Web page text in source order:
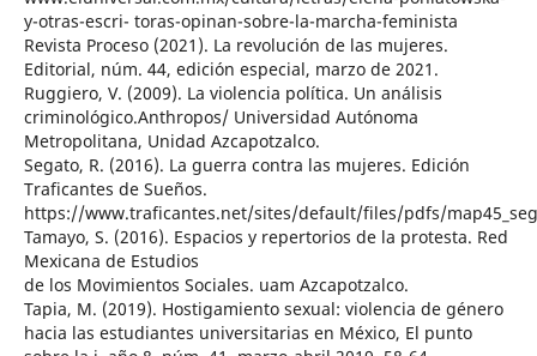
y-otras-escri- toras-opinan-sobre-la-marcha-feminista
Revista Proceso (2021). La revolución de las mujeres.
Editorial, núm. 44, edición especial, marzo de 2021.
Ruggiero, V. (2009). La violencia política. Un análisis
criminológico.Anthropos/ Universidad Autónoma
Metropolitana, Unidad Azcapotzalco.
Segato, R. (2016). La guerra contra las mujeres. Edición
Traficantes de Sueños.
https://www.traficantes.net/sites/default/files/pdfs/
Tamayo, S. (2016). Espacios y repertorios de la protesta. Red
Mexicana de Estudios
de los Movimientos Sociales. uam Azcapotzalco.
Tapia, M. (2019). Hostigamiento sexual: violencia de género
hacia las estudiantes universitarias en México, El punto